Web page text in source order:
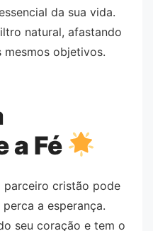
da sua vida.
natural, afastando
objetivos.
a Fé
parceiro cristão pode
a esperança.
seu coração e tem o